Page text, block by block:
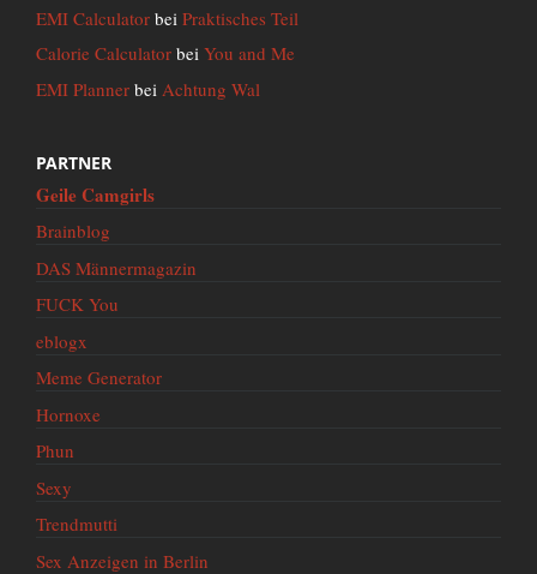
EMI Calculator bei Praktisches Teil
Calorie Calculator bei You and Me
EMI Planner bei Achtung Wal
PARTNER
Geile Camgirls
Brainblog
DAS Männermagazin
FUCK You
eblogx
Meme Generator
Hornoxe
Phun
Sexy
Trendmutti
Sex Anzeigen in Berlin